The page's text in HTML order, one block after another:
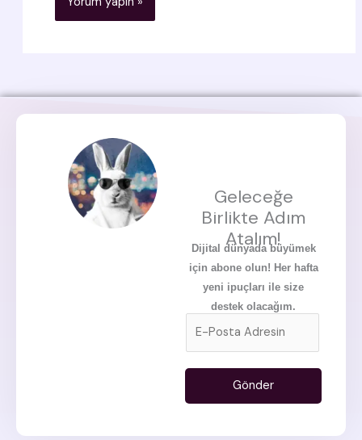
Geleceğe
Birlikte Adım
Atalım!
Dijital dünyada büyümek
için abone olun! Her hafta
yeni ipuçları ile size
destek olacağım.
m
l
Gönder